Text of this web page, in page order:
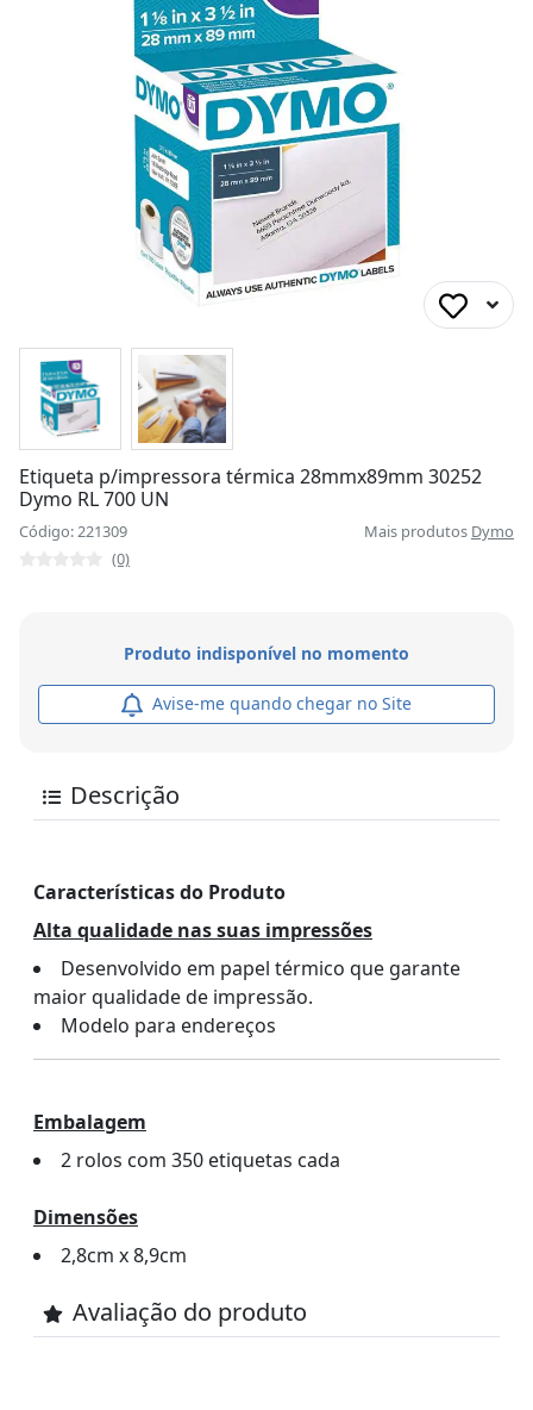
Etiqueta p/impressora térmica 28mmx89mm 30252
Dymo RL 700 UN
Código: 221309 Mais produtos Dymo
(0)
Produto indisponível no momento
Avise-me quando chegar no Site
Descrição
Características do Produto
Alta qualidade nas suas impressões
Desenvolvido em papel térmico que garante
maior qualidade de impressão.
Modelo para endereços
Embalagem
2 rolos com 350 etiquetas cada
Dimensões
2,8cm x 8,9cm
Avaliação do produto